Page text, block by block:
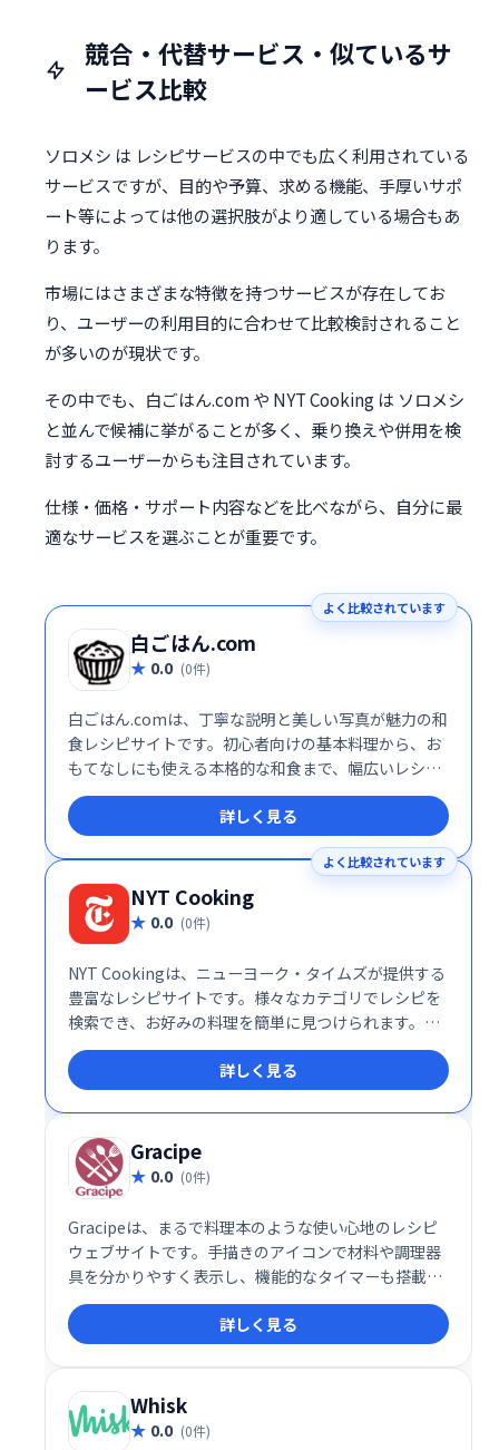
競合・代替サービス・似ているサ
ービス比較
ソロメシ は レシピサービスの中でも広く利用されている
サービスですが、目的や予算、求める機能、手厚いサポ
ート等によっては他の選択肢がより適している場合もあ
ります。
市場にはさまざまな特徴を持つサービスが存在してお
り、ユーザーの利用目的に合わせて比較検討されること
が多いのが現状です。
その中でも、白ごはん.com や NYT Cooking は ソロメシ
と並んで候補に挙がることが多く、乗り換えや併用を検
討するユーザーからも注目されています。
仕様・価格・サポート内容などを比べながら、自分に最
適なサービスを選ぶことが重要です。
よく比較されています
白ごはん.com
0.0 (0件)
白ごはん.comは、丁寧な説明と美しい写真が魅力の和
食レシピサイトです。初心者向けの基本料理から、お
もてなしにも使える本格的な和食まで、幅広いレシピ
を掲載しています。和食を学びたい方、美味しい和食
を作りたい方におすすめです。
詳しく見る
よく比較されています
NYT Cooking
0.0 (0件)
NYT Cookingは、ニューヨーク・タイムズが提供する
豊富なレシピサイトです。様々なカテゴリでレシピを
検索でき、お好みの料理を簡単に見つけられます。
Evernoteとの連携により、気に入ったレシピをスムー
ズに保存・管理できます。料理好きなら必見のサービ
スです。多様な料理のレシピが揃っており、料理の幅
を広げたい方にもおすすめです。
詳しく見る
Gracipe
0.0 (0件)
Gracipeは、まるで料理本のような使い心地のレシピ
ウェブサイトです。手描きのアイコンで材料や調理器
具を分かりやすく表示し、機能的なタイマーも搭載。
調理時間をリストするだけでなく、タイマーをクリッ
クすればカウントダウンが開始します。直感的な操作
で、料理の楽しさをさらに広げます。
詳しく見る
Whisk
0.0 (0件)